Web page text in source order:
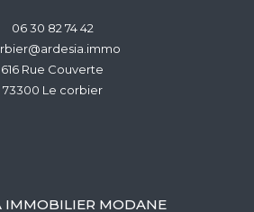
06 30 82 74 42
616 Rue Couverte
73300
le corbier
IMMOBILIER MODANE